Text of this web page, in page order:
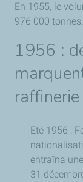
En 1955, le
976 000 tonnes.
1956 :
raffinerie
Eté 1956 :
entraîna
31